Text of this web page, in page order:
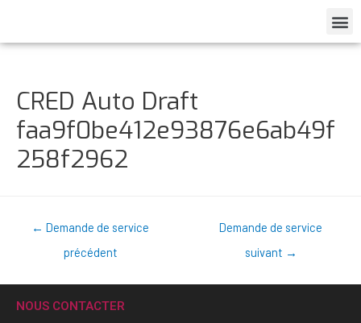
CRED Auto Draft
faa9f0be412e93876e6ab49f
258f2962
← Demande de service
précédent
Demande de service
suivant →
NOUS CONTACTER